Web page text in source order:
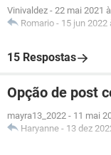
Vinivaldez - 22 mai 2021
Romario - 15 jun 2022
15 Respostas
Opção de post
mayra13_2022 - 11 mai
Haryanne - 13 dez